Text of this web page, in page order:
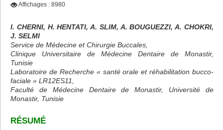
Affichages : 8980
I. CHERNI, H. HENTATI, A. SLIM, A. BOUGUEZZI, A. CHOKRI,
J. SELMI
Service de Médecine et Chirurgie Buccales,
Clinique Universitaire de Médecine Dentaire de Monastir,
Tunisie
Laboratoire de Recherche « santé orale et réhabilitation bucco-
faciale » LR12ES11,
Faculté de Médecine Dentaire de Monastir, Université de
Monastir, Tunisie
RÉSUMÉ